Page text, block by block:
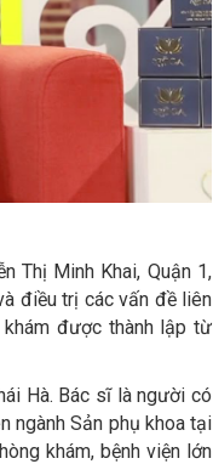
Thị Minh Khai, Quận 1,
điều trị các vấn đề liên
được thành lập từ
Hà. Bác sĩ là người có
ngành Sản phụ khoa tại
khám, bệnh viện lớn